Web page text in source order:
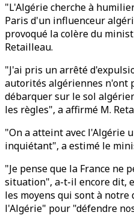
"L'Algérie cherche à
Paris d'un influenceur
provoqué la colère du
Retailleau.
"J'ai pris un arrêté
autorités algériennes n'ont
débarquer sur le sol
les règles", a affirmé M.
"On a atteint avec l'Algérie
inquiétant", a estimé le
"Je pense que la France ne
situation", a-t-il encore dit,
les moyens qui sont à notre
l'Algérie" pour "défendre